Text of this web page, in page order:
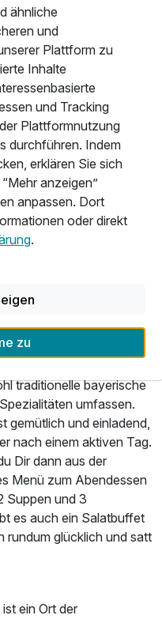
Und aus den
kann man den
den Riederin Felsen
mit dem ersten Kaffee,
scheint.
verwöhnen. Das große
an Köstlichkeiten
Tag zu stärken. Du
Kaffee- oder
Säften, Milch und
an Brot und
große Auswahl an
Joghurts und Quark,
mehr runden den
traditionelle bayerische
umfassen.
gemütlich und einladend,
nach einem aktiven Tag.
Dir dann aus der
Menü zum Abendessen
Suppen und 3
es auch ein Salatbuffet
rundum glücklich und satt
ein Ort der
ähnliche
und
Plattform zu
Inhalte
und Tracking
Plattformnutzung
durchführen. Indem
erklären Sie sich
anzeigen”
anpassen. Dort
oder direkt
.
zu